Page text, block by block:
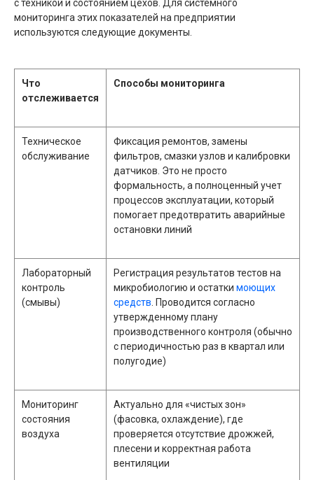
с техникой и состоянием цехов. Для системного
мониторинга этих показателей на предприятии
используются следующие документы.
Что
отслеживается
Способы мониторинга
Техническое
обслуживание
Фиксация ремонтов, замены
фильтров, смазки узлов и калибровки
датчиков. Это не просто
формальность, а полноценный учет
процессов эксплуатации, который
помогает предотвратить аварийные
остановки линий
Лабораторный
контроль
(смывы)
Регистрация результатов тестов на
микробиологию и остатки моющих
средств . Проводится согласно
утвержденному плану
производственного контроля (обычно
с периодичностью раз в квартал или
полугодие)
Мониторинг
состояния
воздуха
Актуально для «чистых зон»
(фасовка, охлаждение), где
проверяется отсутствие дрожжей,
плесени и корректная работа
вентиляции